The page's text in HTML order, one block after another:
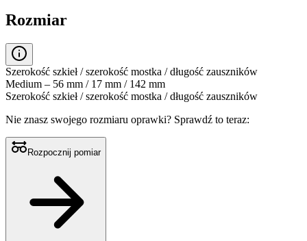
Rozmiar
Szerokość szkieł / szerokość mostka / długość zauszników
Medium – 56 mm / 17 mm / 142 mm
Szerokość szkieł / szerokość mostka / długość zauszników
Nie znasz swojego rozmiaru oprawki? Sprawdź to teraz:
Rozpocznij pomiar